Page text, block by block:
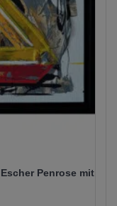
Penrose mit